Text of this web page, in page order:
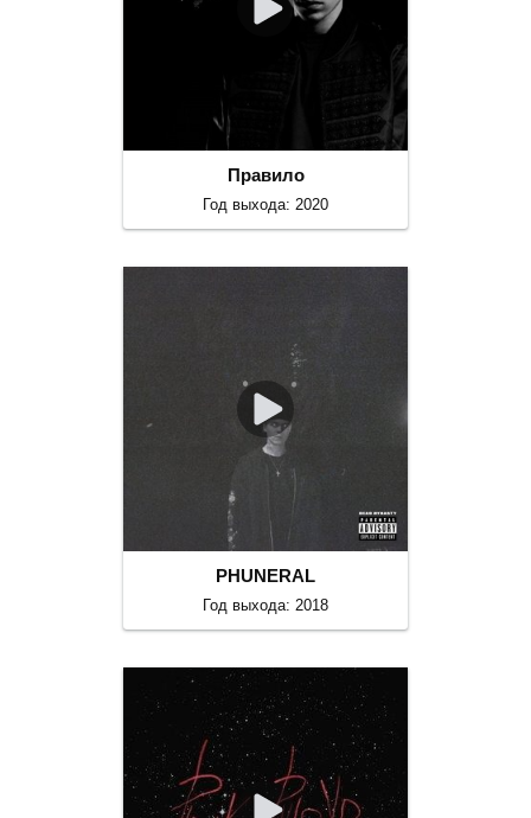
Правило
Год выхода: 2020
PHUNERAL
Год выхода: 2018